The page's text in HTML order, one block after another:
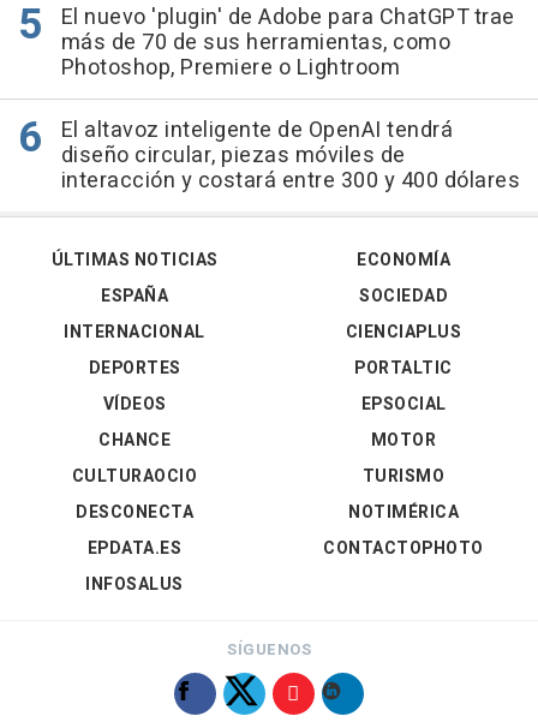
El nuevo 'plugin' de Adobe para ChatGPT trae
más de 70 de sus herramientas, como
Photoshop, Premiere o Lightroom
El altavoz inteligente de OpenAI tendrá
diseño circular, piezas móviles de
interacción y costará entre 300 y 400 dólares
ÚLTIMAS NOTICIAS
ESPAÑA
INTERNACIONAL
DEPORTES
VÍDEOS
ECONOMÍA
SOCIEDAD
CIENCIAPLUS
PORTALTIC
EPSOCIAL
CHANCE
CULTURAOCIO
DESCONECTA
EPDATA.ES
INFOSALUS
MOTOR
TURISMO
NOTIMÉRICA
CONTACTOPHOTO
SÍGUENOS